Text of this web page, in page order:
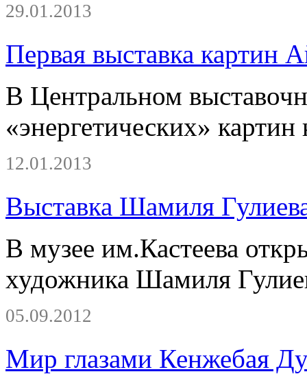
29.01.2013
Первая выставка картин
В Центральном
«энергетических»
12.01.2013
Выставка Шамиля
В музее им.Кастеева
художника Шамиля
05.09.2012
Мир глазами Кенжебая